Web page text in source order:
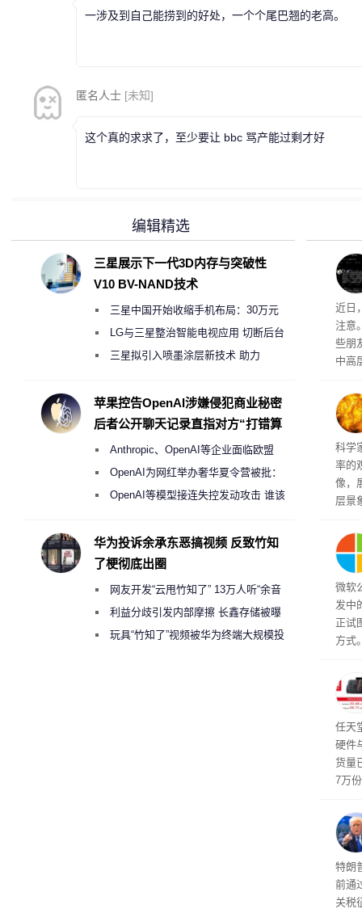
一涉及到自己能捞到的好处，一个个尾巴翘的老高。
匿名人士 [未知]
这个真的求求了，至少要让 bbc 骂产能过剩才好
近日
注意
些朋
中高
科学
率的
像，
层景
然》
微软
发中
正试
方式
a）
发工
注。
界》
任天
硬件
货量
7万
特朗
前通
关税
编辑精选
三星展示下一代3D内存与突破性
V10 BV-NAND技术
三星中国开始收缩手机布局：30万元
月销售额不达标门店 将被逐步清退
LG与三星整治智能电视应用 切断后台
偷偷共享带宽的违规行为
三星拟引入喷墨涂层新技术 助力
度
苹果控告OpenAI涉嫌侵犯商业秘密
后者公开聊天记录直指对方“打错算
Anthropic、OpenAI等企业面临欧盟
《人工智能法案》全新执法权限审查
OpenAI为网红举办奢华夏令营被批：
2000美元一晚 遭讽“反乌托邦”
OpenAI等模型接连失控发动攻击 谁该
华为投诉余承东恶搞视频 反致竹知
了梗彻底出圈
网友开发“云甩竹知了” 13万人听“余音
绕梁”利益分歧引发内部摩擦 长鑫存储被曝
曾将华为驻场工程师驱逐出研发基地
玩具“竹知了”视频被华为终端大规模投